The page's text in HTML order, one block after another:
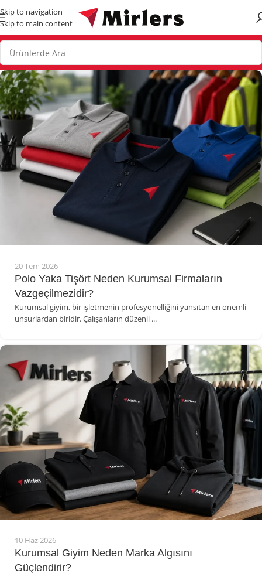
Skip to navigation
Skip to main content
20 Tem 2026
Polo Yaka Tişört Neden Kurumsal Firmaların
Vazgeçilmezidir?
Kurumsal giyim, bir işletmenin profesyonelliğini yansıtan en önemli
unsurlardan biridir. Çalışanların düzenli ...
10 Haz 2026
Kurumsal Giyim Neden Marka Algısını
Güçlendirir?